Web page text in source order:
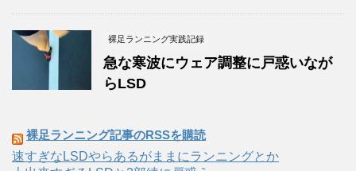
裸足ランニング実践記録
急な寒波にウェア調整に戸惑いなが
らLSD
裸足ランニング記事のRSSを購読
速すぎなLSDやらあるがままにランニングとか